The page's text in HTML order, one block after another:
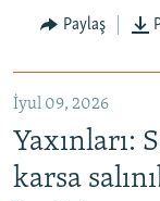
Paylaş
İyul 09, 2026
Yaxınları:
karsa